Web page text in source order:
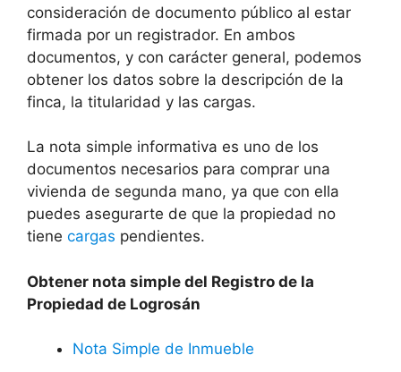
consideración de documento público al estar
firmada por un registrador. En ambos
documentos, y con carácter general, podemos
obtener los datos sobre la descripción de la
finca, la titularidad y las cargas.
La nota simple informativa es uno de los
documentos necesarios para comprar una
vivienda de segunda mano, ya que con ella
puedes asegurarte de que la propiedad no
tiene cargas pendientes.
Obtener nota simple del Registro de la
Propiedad de Logrosán
Nota Simple de Inmueble